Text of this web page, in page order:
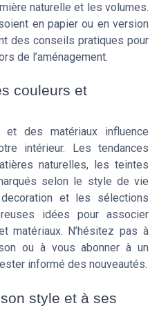
naturelle et les volumes.
en papier ou en version
des conseils pratiques pour
de l’aménagement.
couleurs et
des matériaux influence
intérieur. Les tendances
naturelles, les teintes
selon le style de vie
et les sélections
idées pour associer
matériaux. N’hésitez pas à
ou à vous abonner à un
informé des nouveautés.
style et à ses